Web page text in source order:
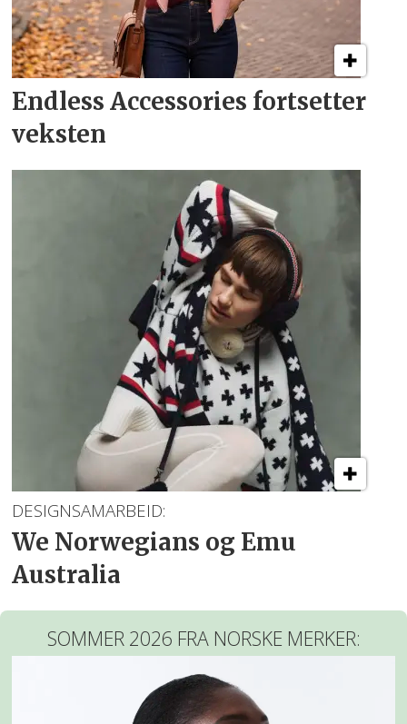
Endless Accessories fortsetter
veksten
DESIGNSAMARBEID:
We Norwegians og Emu
Australia
SOMMER 2026 FRA NORSKE MERKER: